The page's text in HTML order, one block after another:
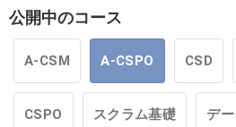
公開中のコース
A-CSM A-CSPO CSD
CSPO スクラム基礎 デ